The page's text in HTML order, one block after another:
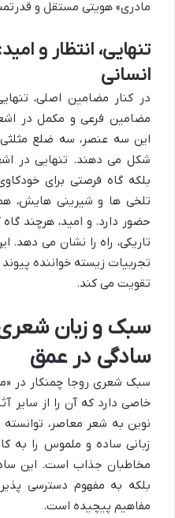
مادری» هویتی مستقل و
تنهایی، انتظار و
انسانی
در کنار مضامین اصلی،
مضامین فرعی و مکمل در
این سه عنصر، سه ضلع
شکل می دهند. تنهایی در
بلکه گاه فرصتی برای
تلخی ها و شیرینی هایش،
حضور دارد. و امید، هرچند
تاریکی، راه را نشان می دهد.
تجربیات زیسته خواننده
تقویت می کند.
سبک و زبان شعری
سادگی در عمق
سبک شعری روجا چمنکار در
خاصی دارد که آن را از سایر
نوین به شعر معاصر،
زبانی ساده و ملموس را به
مخاطبان جذاب است. این
بلکه به مفهوم دسترسی
مفاهیم پیچیده است.